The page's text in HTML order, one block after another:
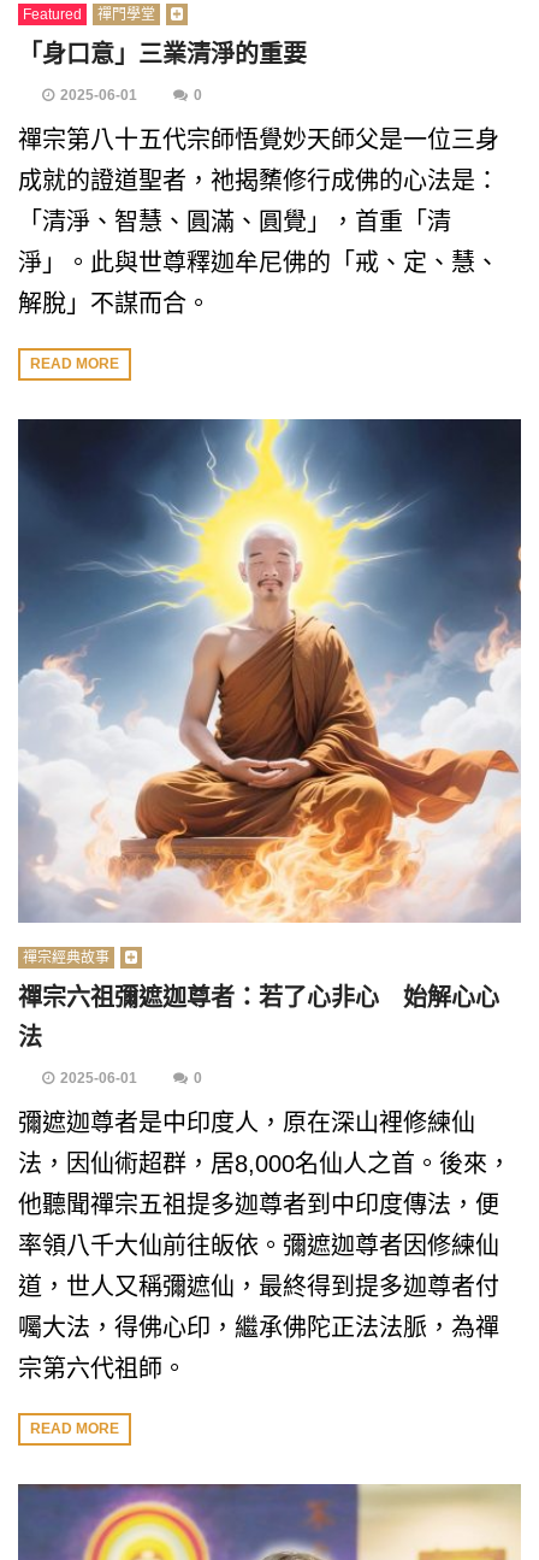
Featured 禪門學堂
「身口意」三業清淨的重要
2025-06-01 0
禪宗第八十五代宗師悟覺妙天師父是一位三身
成就的證道聖者，祂揭櫫修行成佛的心法是：
「清淨、智慧、圓滿、圓覺」，首重「清
淨」。此與世尊釋迦牟尼佛的「戒、定、慧、
解脫」不謀而合。
READ MORE
禪宗經典故事
禪宗六祖彌遮迦尊者：若了心非心 始解心心
法
2025-06-01 0
彌遮迦尊者是中印度人，原在深山裡修練仙
法，因仙術超群，居8,000名仙人之首。後來，
他聽聞禪宗五祖提多迦尊者到中印度傳法，便
率領八千大仙前往皈依。彌遮迦尊者因修練仙
道，世人又稱彌遮仙，最終得到提多迦尊者付
囑大法，得佛心印，繼承佛陀正法法脈，為禪
宗第六代祖師。
READ MORE